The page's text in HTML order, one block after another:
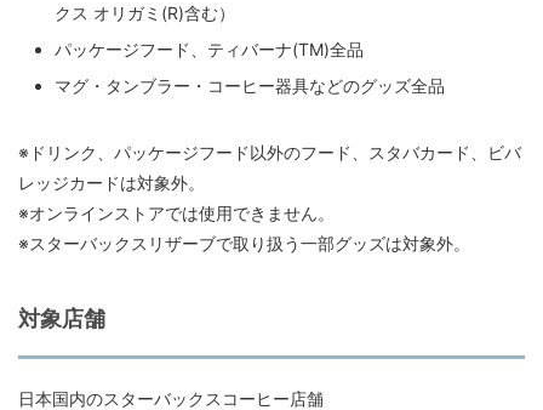
クス オリガミ(R)含む）
パッケージフード、ティバーナ(TM)全品
マグ・タンブラー・コーヒー器具などのグッズ全品
※ドリンク、パッケージフード以外のフード、スタバカード、ビバ
レッジカードは対象外。
※オンラインストアでは使用できません。
※スターバックスリザーブで取り扱う一部グッズは対象外。
対象店舗
日本国内のスターバックスコーヒー店舗